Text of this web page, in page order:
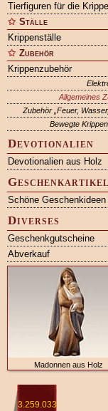
Tierfiguren für die Krippe
Ställe
Krippenställe
Zubehör
Krippenzubehör
Allgemeines
Zubehör „Feuer,
Bewegte
Devotionalien
Devotionalien aus Holz
Geschenkartikel
Schöne Geschenkideen
Diverses
Geschenkgutscheine
Abverkauf
Madonnen aus Holz
3.259.033